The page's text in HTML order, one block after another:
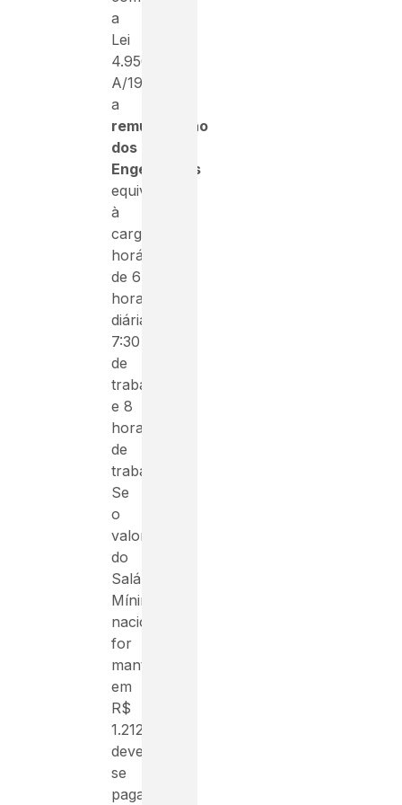
a
Lei
4.950-
A/1966,
a
remuneração
dos
Engenheiros
equivale
à
carga
horária
de 6
horas
diárias,
7:30
de
trabalho
e 8
horas
de
trabalho.
Se
o
valor
do
Salário
Mínimo
nacional
for
mantido
em
R$
1.212,
deve-
se
pagar